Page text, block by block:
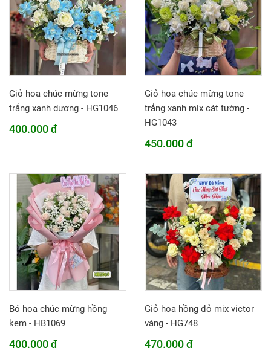
Giỏ hoa chúc mừng tone
trắng xanh dương - HG1046
400.000 đ
Giỏ hoa chúc mừng tone
trắng xanh mix cát tường -
HG1043
450.000 đ
Bó hoa chúc mừng hồng
kem - HB1069
400.000 đ
Giỏ hoa hồng đỏ mix victor
vàng - HG748
470.000 đ